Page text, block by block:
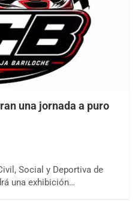
una jornada a puro
Social y Deportiva de
una exhibición…